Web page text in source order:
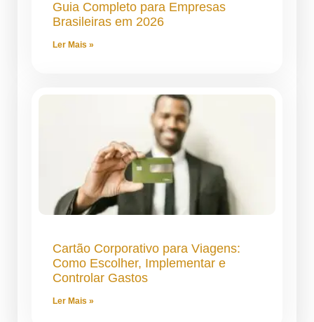
Guia Completo para Empresas
Brasileiras em 2026
Ler Mais »
Cartão Corporativo para Viagens:
Como Escolher, Implementar e
Controlar Gastos
Ler Mais »